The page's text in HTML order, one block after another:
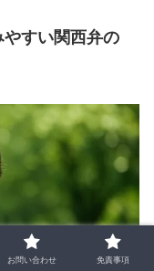
すい関西弁の
お問い合わせ 免責事項